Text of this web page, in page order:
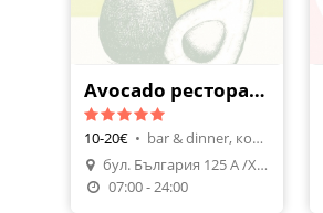
Направи Резервация
Avocado ресторант
10-20€ •
bar & dinner, коктейли
бул. България 125 А /Хотел Плаза/
07:00 - 24:00